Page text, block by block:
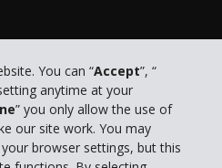
You can “Accept”, “
anytime at your
” you only allow the use of
our site work. You may
browser settings, but this